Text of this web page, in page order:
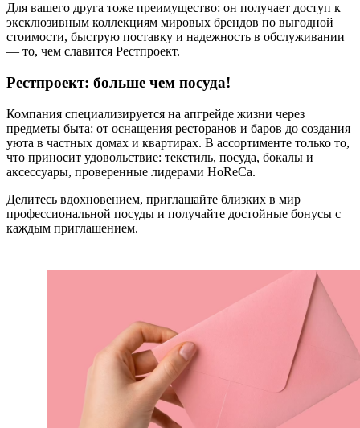
Для вашего друга тоже преимущество: он получает доступ к
эксклюзивным коллекциям мировых брендов по выгодной
стоимости, быструю поставку и надежность в обслуживании
— то, чем славится Рестпроект.
Рестпроект: больше чем посуда!
Компания специализируется на апгрейде жизни через
предметы быта: от оснащения ресторанов и баров до создания
уюта в частных домах и квартирах. В ассортименте только то,
что приносит удовольствие: текстиль, посуда, бокалы и
аксессуары, проверенные лидерами HoReCa.
Делитесь вдохновением, приглашайте близких в мир
профессиональной посуды и получайте достойные бонусы с
каждым приглашением.